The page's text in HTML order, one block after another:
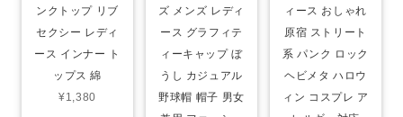
ンクトップ リブ
セクシー レディ
ース インナー ト
ップス 綿
¥1,380
ズ メンズ レディ
ース グラフィテ
ィーキャップ ぼ
うし カジュアル
野球帽 帽子 男女
ィース おしゃれ
原宿 ストリート
系 パンク ロック
ヘビメタ ハロウ
ィン コスプレ ア